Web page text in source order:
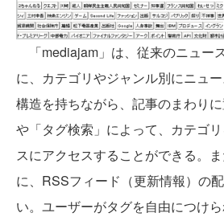
「mediajam」は、従来のニュー
に、カテゴリやジャンル別にニュ
構造を持ちながら、記事のまわり
や「タグ検索」によって、カテゴ
スにアクセスすることができる。
に、RSSフィード（更新情報）の
い。ユーザーがタグを自由につけ